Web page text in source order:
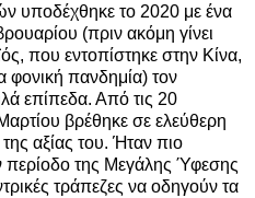
υποδέχθηκε το 2020 με ένα
(πριν ακόμη γίνει
που εντοπίστηκε στην Κίνα,
φονική πανδημία) τον
επίπεδα. Από τις 20
βρέθηκε σε ελεύθερη
αξίας του. Ήταν πιο
περίοδο της Μεγάλης Ύφεσης
τράπεζες να οδηγούν τα